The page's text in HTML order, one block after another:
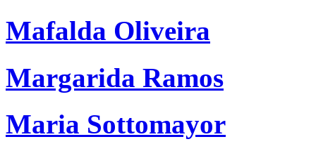
Mafalda Oliveira
Margarida Ramos
Maria Sottomayor